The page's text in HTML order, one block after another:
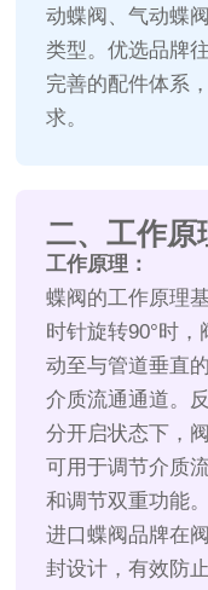
动蝶阀、气动蝶
类型。优选品牌
完善的配件体系
求。
二、工作原
工作原理：
蝶阀的工作原理
时针旋转90°时
动至与管道垂直
介质流通通道。
分开启状态下，
可用于调节介质
和调节双重功能。
进口蝶阀品牌在
封设计，有效防